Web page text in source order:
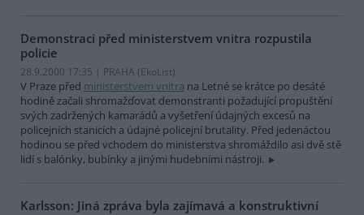
Demonstraci před ministerstvem vnitra rozpustila
policie
28.9.2000 17:35 | PRAHA (EkoList)
V Praze před ministerstvem vnitra na Letné se krátce po desáté
hodině začali shromažďovat demonstranti požadující propuštění
svých zadržených kamarádů a vyšetření údajných excesů na
policejních stanicích a údajné policejní brutality. Před jedenáctou
hodinou se před vchodem do ministerstva shromáždilo asi dvě stě
lidí s balónky, bubínky a jinými hudebními nástroji.
Karlsson: Jiná zpráva byla zajímavá a konstruktivní